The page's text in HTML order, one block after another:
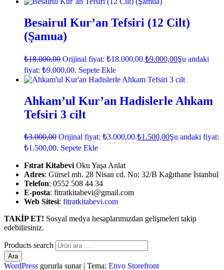
Besairul Kur’an Tefsiri (12 Cilt)
(Şamua)
₺18.000,00 Orijinal fiyat: ₺18.000,00.₺9.000,00Şu andaki
fiyat: ₺9.000,00. Sepete Ekle
Ahkam’ul Kur’an Hadislerle Ahkam
Tefsiri 3 cilt
₺3.000,00 Orijinal fiyat: ₺3.000,00.₺1.500,00Şu andaki fiyat:
₺1.500,00. Sepete Ekle
Fıtrat KitabeviOku Yaşa Anlat
Adres: Gürsel mh. 28 Nisan cd. No: 32/B Kağıthane İstanbul
Telefon: 0552 508 44 34
E-posta: fitratkitabevi@gmail.com
Web Sitesi: fitratkitabevi.com
TAKİP ET! Sosyal medya hesaplarımızdan gelişmeleri takip
edebilirsiniz.
Products search
Ara
WordPress gururla sunar | Tema: Envo Storefront